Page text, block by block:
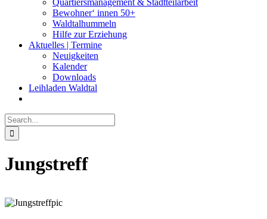
Quartiersmanagement & Stadtteilarbeit
Bewohner‘ innen 50+
Waldtalhummeln
Hilfe zur Erziehung
Aktuelles | Termine
Neuigkeiten
Kalender
Downloads
Leihladen Waldtal
Search
for:
Jungstreff